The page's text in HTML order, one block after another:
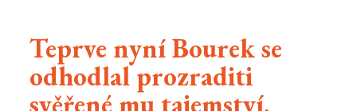
Teprve nyní Bourek se
odhodlal prozraditi